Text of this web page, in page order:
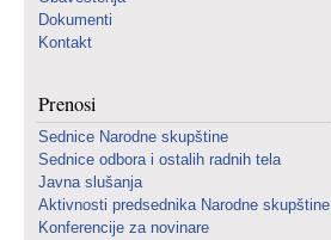
Dokumenti
Kontakt
Prenosi
Sednice Narodne skupštine
Sednice odbora i ostalih radnih tela
Javna slušanja
Aktivnosti predsednika Narodne skupštine
Konferencije za novinare